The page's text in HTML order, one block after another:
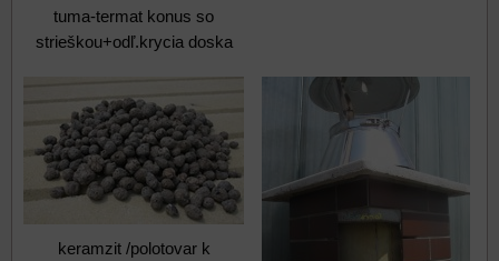
tuma-termat konus so
strieškou+odľ.krycia doska
keramzit /polotovar k